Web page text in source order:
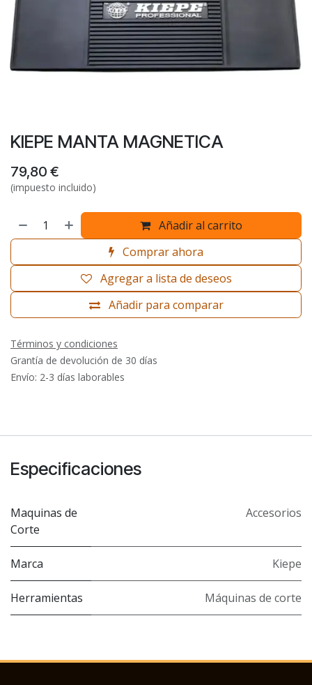
KIEPE MANTA MAGNETICA
79,80 €
(impuesto incluido)
Añadir al carrito
Comprar ahora
Añadir para comparar
Agregar a lista de deseos
Términos y condiciones
Grantía de devolución de 30 días
Envío: 2-3 días laborables
Especificaciones
Maquinas de
Corte
Accesorios
Marca Kiepe
Herramientas Máquinas de corte